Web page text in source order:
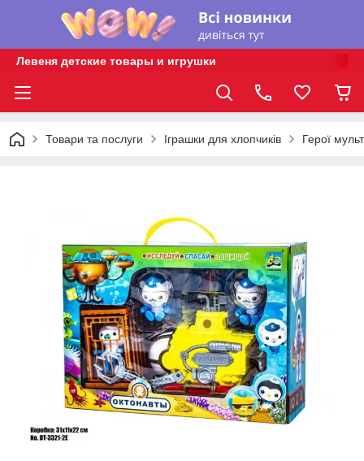
Левеня детские товары и игрушки
Товари та послуги Іграшки для хлопчиків Герої